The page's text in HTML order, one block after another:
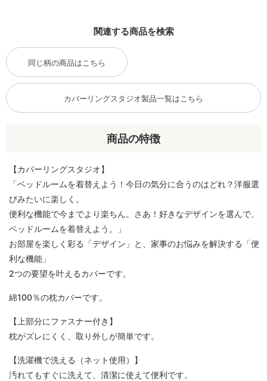
商品の特徴
【カバーリングスタジオ】
「ベッドルームを着替えよう！今日の気分に合うのはどれ？洋服選
びみたいに楽しく。
便利な機能で今までより楽ちん。さあ！好きなデザインを選んで、
ベッドルームを着替えよう。」
お部屋を楽しく彩る「デザイン」と、家事のお悩みを解決する「便
利な機能」
2つの要望を叶えるカバーです。
綿100％の枕カバーです。
【上部分にファスナー付き】
枕がズレにくく、取り外しが簡単です。
【洗濯機で洗える（ネット使用）】
汚れてもすぐに洗えて、清潔に使えて便利です。
関連する商品を検索
同じ柄の商品はこちら
カバーリングスタジオ製品一覧はこちら